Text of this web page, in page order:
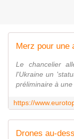
Le chancelier
l'Ukraine un
préliminaire à